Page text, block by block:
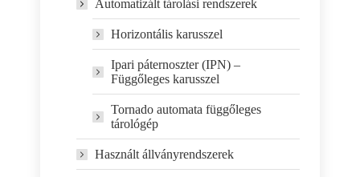
Automatizált tárolási rendszerek
Horizontális karusszel
Ipari páternoszter (IPN) –
Függőleges karusszel
Tornado automata függőleges
tárológép
Használt állványrendszerek